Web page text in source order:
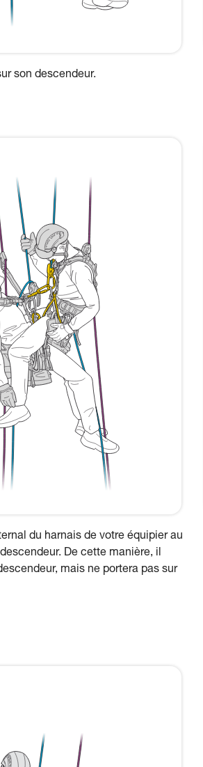
son descendeur.
du harnais de votre équipier au
De cette manière, il
mais ne portera pas sur